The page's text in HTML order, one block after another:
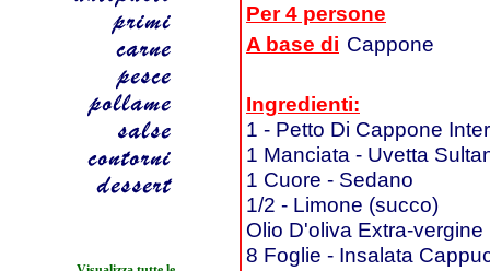
Per 4 persone
A base di Cappone
Ingredienti:
1 - Petto Di Cappone
1 Manciata - Uvetta
1 Cuore - Sedano
1/2 - Limone (succo)
Olio D'oliva Extra-vergine
8 Foglie - Insalata